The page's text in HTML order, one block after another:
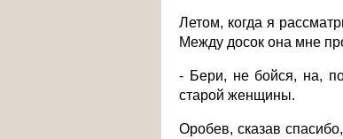
Летом, когда я
Между досок она мне
- Бери, не бойся, на,
старой женщины.
Оробев, сказав